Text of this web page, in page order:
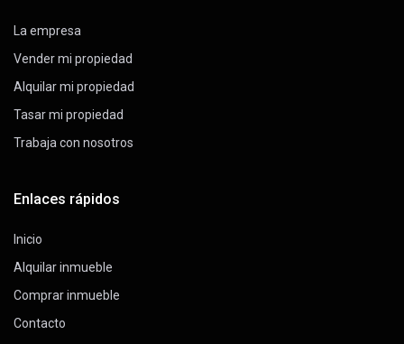
La empresa
Vender mi propiedad
Alquilar mi propiedad
Tasar mi propiedad
Trabaja con nosotros
Enlaces rápidos
Inicio
Alquilar inmueble
Comprar inmueble
Contacto